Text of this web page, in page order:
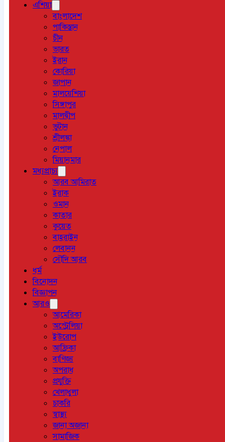
এশিয়া
বাংলাদেশ
পাকিস্তান
চীন
ভারত
ইরান
কোরিয়া
জাপান
মালয়েশিয়া
সিঙ্গাপুর
মালদ্বীপ
ভুটান
শ্রীলঙ্কা
নেপাল
মিয়ানমার
মধ্যপ্রাচ্য
আরব আমিরাত
ইরাক
ওমান
কাতার
কুয়েত
বাহরাইন
লেবানন
সৌদি আরব
ধর্ম
বিনোদন
বিজ্ঞাপন
আরও
আমেরিকা
অস্ট্রেলিয়া
ইউরোপ
আফ্রিকা
বাণিজ্য
অপরাধ
প্রযুক্তি
খেলাধুলা
চাকরি
স্বাস্থ্য
জানা অজানা
সামাজিক